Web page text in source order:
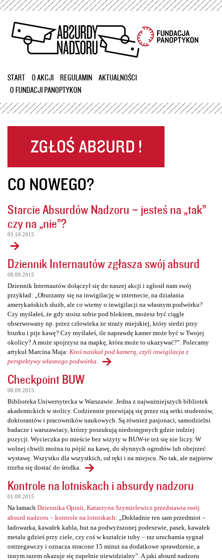
Przejdź
treści
START O AKCJI REGULAMIN
AKTUALNOŚCI
O FUNDACJI PANOPTYKON
CO NOWEGO?
Starcie Absurdów Nadzoru – jesteś na „tak”
czy na „nie”?
03.10.2015
Dziennik Internautów zgłasza swój absurd
08.09.2015
Dziennik Internautów dołączył się do naszej akcji i zgłosił nam swój
przykład: „Oburzamy się na inwigilację w internecie, na działania
amerykańskich służb, ale co wiemy o inwigilacji na własnym podwórku?
Czy myślałeś, że gdy stoisz sobie pod blokiem, możesz być ciągle
obserwowany np. przez człowieka ze straży miejskiej, który siedzi przy
biurku i pije kawę? Czy myślałeś, ile naprawdę kamer może być w Twojej
okolicy? A może spojrzysz na mapkę, która może to ukazywać?”. Polecamy
artykuł Marcina Maja: Ktoś nasikał pod kamerą, czyli inwigilacja z
perspektywy własnego podwórka
Checkpoint BUW
08.09.2015
Biblioteka Uniwersytecka w Warszawie. Jedna z najważniejszych bibliotek
akademickich w stolicy. Codziennie przewijają się przez nią setki studentów,
doktorantów i pracowników naukowych. Są również pasjonaci, samodzielni
badacze i warszawiacy, którzy poszukują niedostępnych gdzie indziej
pozycji. Wycieczka po mieście bez wizyty w BUW-ie też się nie liczy. W
wolnej chwili można tu pójść na kawę, do słynnych ogrodów lub obejrzeć
wystawę. Wszystko dla wszystkich, od ręki i na miejscu. No tak, ale najpierw
trzeba się dostać do środka.
Kontrole na lotniskach i absurdy nadzoru
01.09.2015
Na łamach Dziennika Opinii, Katarzyna Szymielewicz przedstawia swój
absurd nadzoru – kontrole na lotniskach: „Dokładnie ten sam przedmiot –
ładowarka, kawałek kabla, but na podwyższonej podeszwie, pasek, kawałek
metalu gdzieś przy ciele, czy coś w kształcie tuby – raz uruchamia sygnał
ostrzegawczy i oznacza stracone 15 minut na dodatkowe sprawdzenie, a
innym razem okazuje się zupełnie niewidzialny”. A jaki absurd nadzoru